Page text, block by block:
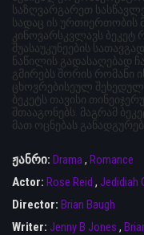
საზღვარგარეთ
სადაც ის
კინოვარსკვლავს ბეკეტ
შუასაუკუნეების
ნაწილის გადასაღებად
გმირებს შორის რომანი
ცხოვრებისეულ
ბეკეტს თავისი
შთააგონებს. მაგრამ
მათ ოცნებას
ჟანრი: Drama , Romance
Actor: Rose Reid , Jedidiah
Director: Brian Baugh
Writer: Jenny B Jones ,